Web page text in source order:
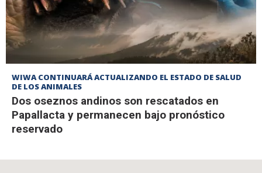
WIWA CONTINUARÁ ACTUALIZANDO EL ESTADO DE SALUD
DE LOS ANIMALES
Dos oseznos andinos son rescatados en
Papallacta y permanecen bajo pronóstico
reservado